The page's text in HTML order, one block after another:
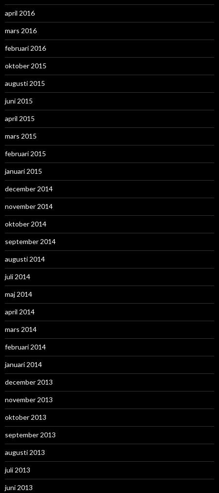
april 2016
mars 2016
februari 2016
oktober 2015
augusti 2015
juni 2015
april 2015
mars 2015
februari 2015
januari 2015
december 2014
november 2014
oktober 2014
september 2014
augusti 2014
juli 2014
maj 2014
april 2014
mars 2014
februari 2014
januari 2014
december 2013
november 2013
oktober 2013
september 2013
augusti 2013
juli 2013
juni 2013